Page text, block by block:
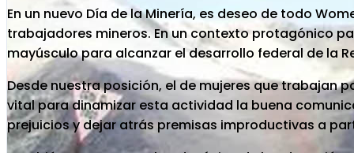
En un nuevo Día de la Minería, es deseo de todo
trabajadores mineros. En un contexto protagónico
mayúsculo para alcanzar el desarrollo federal de la
Desde nuestra posición, el de mujeres que trabajan
vital para dinamizar esta actividad la buena
prejuicios y dejar atrás premisas improductivas a